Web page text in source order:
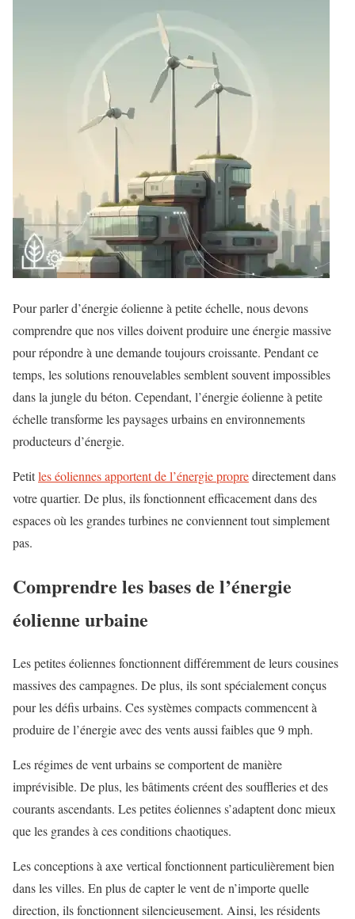
Pour parler d’énergie éolienne à petite échelle, nous devons
comprendre que nos villes doivent produire une énergie massive
pour répondre à une demande toujours croissante. Pendant ce
temps, les solutions renouvelables semblent souvent impossibles
dans la jungle du béton. Cependant, l’énergie éolienne à petite
échelle transforme les paysages urbains en environnements
producteurs d’énergie.
Petitles éoliennes apportent de l’énergie propredirectement dans
votre quartier. De plus, ils fonctionnent efficacement dans des
espaces où les grandes turbines ne conviennent tout simplement
pas.
Comprendre les bases de l’énergie
éolienne urbaine
Les petites éoliennes fonctionnent différemment de leurs cousines
massives des campagnes. De plus, ils sont spécialement conçus
pour les défis urbains. Ces systèmes compacts commencent à
produire de l’énergie avec des vents aussi faibles que 9 mph.
Les régimes de vent urbains se comportent de manière
imprévisible. De plus, les bâtiments créent des souffleries et des
courants ascendants. Les petites éoliennes s’adaptent donc mieux
que les grandes à ces conditions chaotiques.
Les conceptions à axe vertical fonctionnent particulièrement bien
dans les villes. En plus de capter le vent de n’importe quelle
direction, ils fonctionnent silencieusement. Ainsi, les résidents